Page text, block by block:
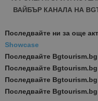
ВАЙБЪР КАНАЛА НА
Последвайте ни за още
Showcase
Последвайте
Последвайте
Последвайте
Последвайте